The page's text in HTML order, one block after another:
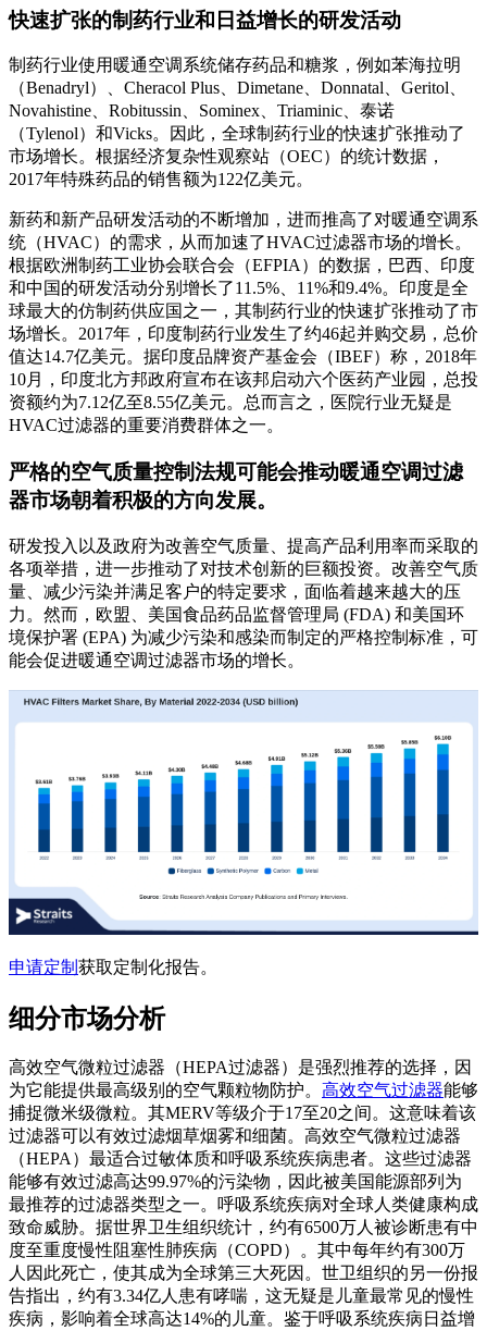
快速扩张的制药行业和日益增长的研发活动
制药行业使用暖通空调系统储存药品和糖浆，例如苯海拉明
（Benadryl）、Cheracol Plus、Dimetane、Donnatal、Geritol、
Novahistine、Robitussin、Sominex、Triaminic、泰诺
（Tylenol）和Vicks。因此，全球制药行业的快速扩张推动了
市场增长。根据经济复杂性观察站（OEC）的统计数据，
2017年特殊药品的销售额为122亿美元。
新药和新产品研发活动的不断增加，进而推高了对暖通空调系
统（HVAC）的需求，从而加速了HVAC过滤器市场的增长。
根据欧洲制药工业协会联合会（EFPIA）的数据，巴西、印度
和中国的研发活动分别增长了11.5%、11%和9.4%。印度是全
球最大的仿制药供应国之一，其制药行业的快速扩张推动了市
场增长。2017年，印度制药行业发生了约46起并购交易，总价
值达14.7亿美元。据印度品牌资产基金会（IBEF）称，2018年
10月，印度北方邦政府宣布在该邦启动六个医药产业园，总投
资额约为7.12亿至8.55亿美元。总而言之，医院行业无疑是
HVAC过滤器的重要消费群体之一。
严格的空气质量控制法规可能会推动暖通空调过滤
器市场朝着积极的方向发展。
研发投入以及政府为改善空气质量、提高产品利用率而采取的
各项举措，进一步推动了对技术创新的巨额投资。改善空气质
量、减少污染并满足客户的特定要求，面临着越来越大的压
力。然而，欧盟、美国食品药品监督管理局 (FDA) 和美国环
境保护署 (EPA) 为减少污染和感染而制定的严格控制标准，可
能会促进暖通空调过滤器市场的增长。
申请定制 获取定制化报告。
细分市场分析
高效空气微粒过滤器（HEPA过滤器）是强烈推荐的选择，因
为它能提供最高级别的空气颗粒物防护。 高效空气过滤器能够
捕捉微米级微粒。其MERV等级介于17至20之间。这意味着该
过滤器可以有效过滤烟草烟雾和细菌。高效空气微粒过滤器
（HEPA）最适合过敏体质和呼吸系统疾病患者。这些过滤器
能够有效过滤高达99.97%的污染物，因此被美国能源部列为
最推荐的过滤器类型之一。呼吸系统疾病对全球人类健康构成
致命威胁。据世界卫生组织统计，约有6500万人被诊断患有中
度至重度慢性阻塞性肺疾病（COPD）。其中每年约有300万
人因此死亡，使其成为全球第三大死因。世卫组织的另一份报
告指出，约有3.34亿人患有哮喘，这无疑是儿童最常见的慢性
疾病，影响着全球高达14%的儿童。鉴于呼吸系统疾病日益增